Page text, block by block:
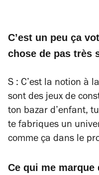
C’est un peu ça
chose de pas très
S : C’est la notion à
sont des jeux de
ton bazar d’enfant,
te fabriques un
comme ça dans le
Ce qui me marque